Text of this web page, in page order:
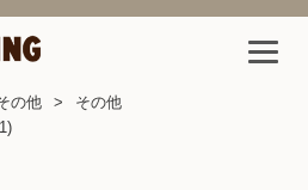
の他
その他